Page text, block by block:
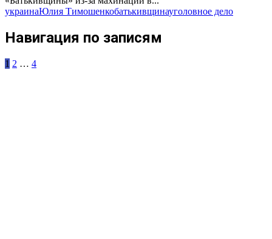
украинаЮлия Тимошенкобатькивщинауголовное дело
Навигация по записям
1 2 … 4